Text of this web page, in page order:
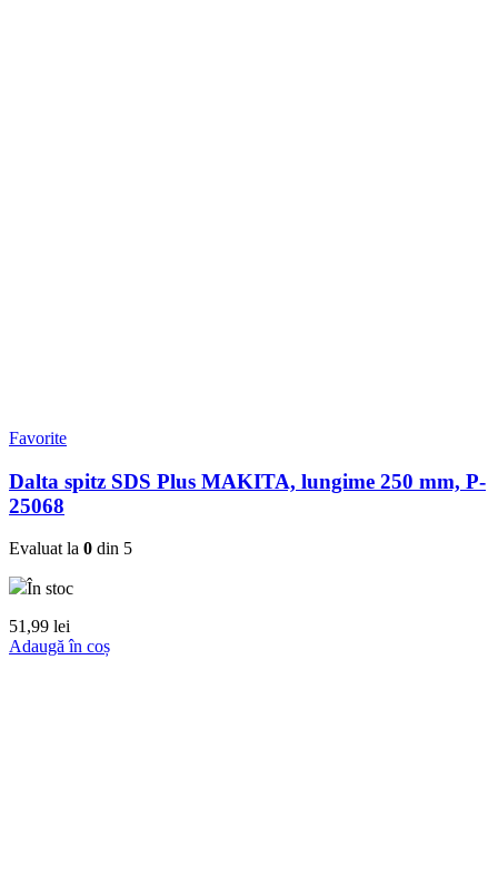
Favorite
Dalta spitz SDS Plus MAKITA, lungime 250 mm, P-
25068
Evaluat la 0 din 5
În stoc
51,99 lei
Adaugă în coș